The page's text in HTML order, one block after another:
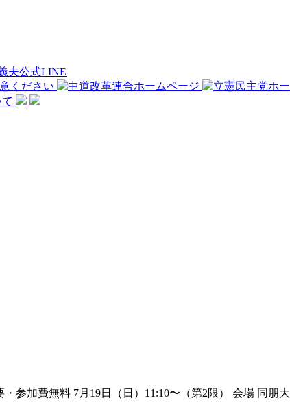
参加費無料 7月19日（日）11:10〜（第2限） 会場 同朋大